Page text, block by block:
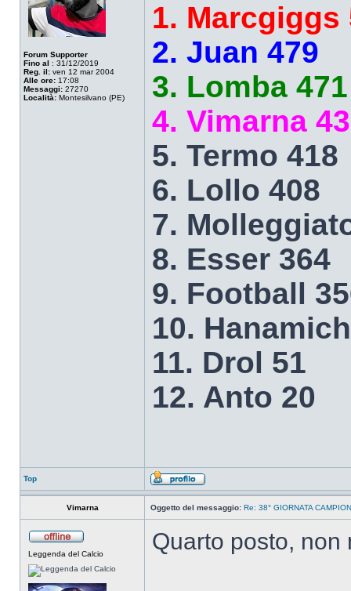
Forum Supporter
Fino al : 31/12/2019
Reg. il: ven 12 mar 2004
Alle ore: 17:08
Messaggi: 27270
Località: Montesilvano (PE)
1. Marcgiggs
2. Juan 479
3. Lomba 471
4. Vimarna
5. Termo 418
6. Lollo 408
7.
8. Esser 364
9. Football
10.
11. Drol 51
12. Anto 20
Top
Vimarna Oggetto del messaggio: Re: 38° GIORNATA
Leggenda del Calcio Quarto posto, non